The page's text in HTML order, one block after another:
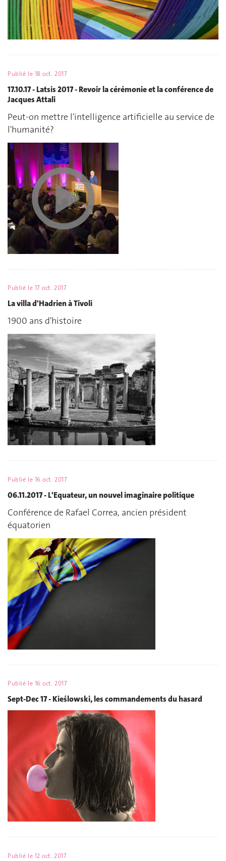
Publié le 18 oct. 2017
17.10.17 - Latsis 2017 - Revoir la cérémonie et la conférence de
Jacques Attali
Peut-on mettre l'intelligence artificielle au service de
l'humanité?
Publié le 17 oct. 2017
La villa d'Hadrien à Tivoli
1900 ans d'histoire
Publié le 16 oct. 2017
06.11.2017 - L'Equateur, un nouvel imaginaire politique
Conférence de Rafael Correa, ancien président
équatorien
Publié le 16 oct. 2017
Sept-Dec 17 - Kieślowski, les commandements du hasard
Publié le 12 oct. 2017